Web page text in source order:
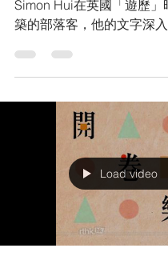
《體藝文情》，為建築賦
Simon Hui在英國「遊歷」
築的部落客，他的文字深
學的理論和實踐，滿足了
者轉載，又獲出版社青睞
真構想，將自己對不同地...
Load video